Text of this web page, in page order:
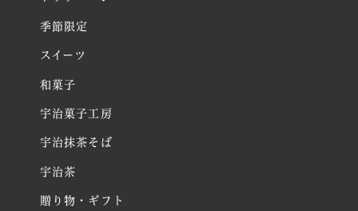
季節限定
スイーツ
和菓子
宇治菓子工房
宇治抹茶そば
宇治茶
贈り物・ギフト